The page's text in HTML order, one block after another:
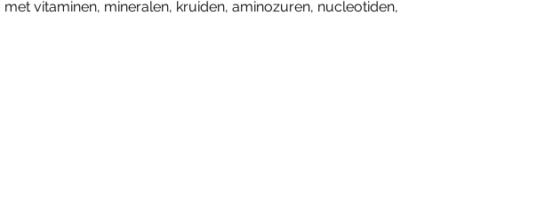
vitaminen, mineralen, kruiden, aminozuren, nucleotiden,